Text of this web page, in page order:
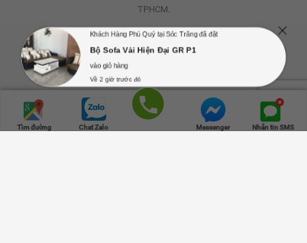
Tìm đường Chat Zalo Messenger Nhắn tin SMS
TPHCM.
Trang chủ Danh mục Cửa hàng Giỏ hàng Lên đầu
Khách Hàng Phú Quý tại Sóc Trăng đã đặt
Bộ Sofa Vải Hiện Đại GR P1
vào giỏ hàng
Về 2 giờ trước đó